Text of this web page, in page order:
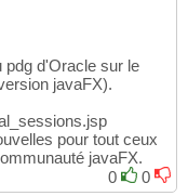
pdg d'Oracle sur le
javaFX).
pour tout ceux
javaFX.
0
0